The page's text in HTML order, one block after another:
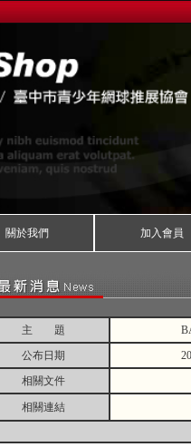
關於我們 加入會員
主 題
公布日期
相關文件
相關連結